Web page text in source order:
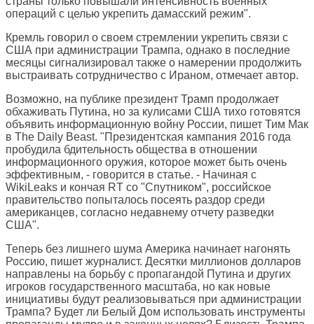
операций с целью укрепить дамасский режим".
Кремль говорил о своем стремлении укрепить связи с
США при администрации Трампа, однако в последние
месяцы сигнализировал также о намерении продолжить
выстраивать сотрудничество с Ираном, отмечает автор.
Возможно, на публике президент Трамп продолжает
обхаживать Путина, но за кулисами США тихо готовятся
объявить информационную войну России, пишет Тим Мак
в The Daily Beast. "Президентская кампания 2016 года
пробудила бдительность общества в отношении
информационного оружия, которое может быть очень
эффективным, - говорится в статье. - Начиная с
WikiLeaks и кончая RT со "Спутником", российское
правительство попыталось посеять раздор среди
американцев, согласно недавнему отчету разведки
США".
Теперь без лишнего шума Америка начинает нагонять
Россию, пишет журналист. Десятки миллионов долларов
направлены на борьбу с пропагандой Путина и других
игроков государственного масштаба, но как новые
инициативы будут реализовываться при администрации
Трампа? Будет ли Белый Дом использовать инструменты